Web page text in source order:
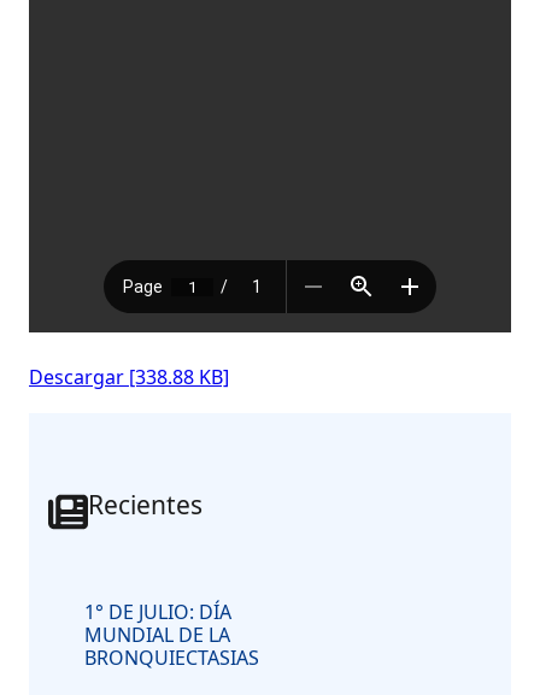
Descargar [338.88 KB]
Recientes
1° DE JULIO: DÍA
MUNDIAL DE LA
BRONQUIECTASIAS